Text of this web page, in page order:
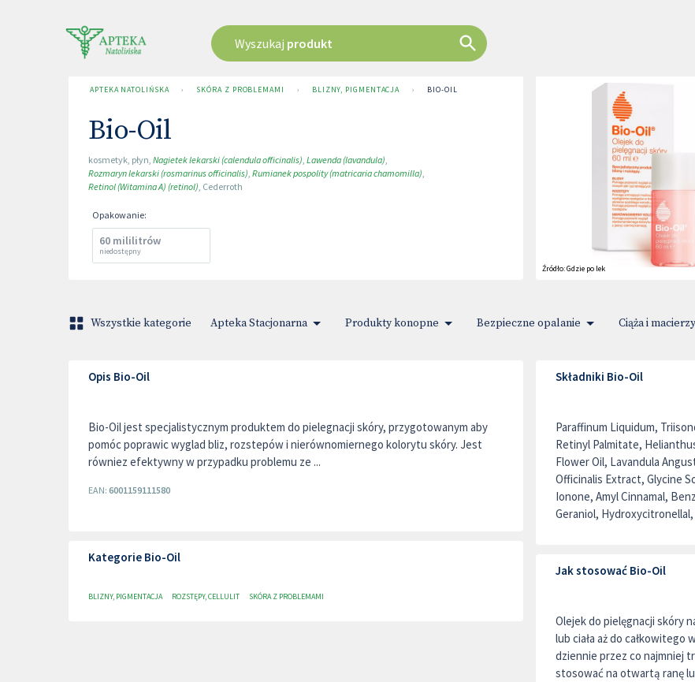
Wyszukaj produkt
APTEKA NATOLIŃSKA › SKÓRA Z PROBLEMAMI › BLIZNY, PIGMENTACJA › BIO-OIL
Bio-Oil
kosmetyk, płyn, Nagietek lekarski (calendula officinalis), Lawenda (lavandula),
Rozmaryn lekarski (rosmarinus officinalis), Rumianek pospolity (matricaria chamomilla),
Retinol (Witamina A) (retinol), Cederroth
Opakowanie:
60 mililitrów
niedostępny
Źródło:Gdzie po lek
Wszystkie kategorie Apteka Stacjonarna Produkty konopne Bezpieczne opalanie Ciąża i
Opis Bio-Oil
Bio-Oil jest specjalistycznym produktem do pielegnacji skóry, przygotowanym aby
pomóc poprawic wyglad bliz, rozstepów i nierównomiernego kolorytu skóry. Jest
równiez efektywny w przypadku problemu ze ...
EAN: 6001159111580
Kategorie Bio-Oil
BLIZNY, PIGMENTACJA ROZSTĘPY, CELLULIT SKÓRA Z PROBLEMAMI
Składniki Bio-Oil
Paraffinum Liquidum,
Retinyl Palmitate,
Flower Oil, Lavandula
Officinalis Extract, Glycine
Ionone, Amyl Cinnamal,
Geraniol,
Jak stosować Bio-Oil
Olejek do pielęgnacji skóry
lub ciała aż do całkowitego
dziennie przez co najmniej
stosować na otwartą ranę